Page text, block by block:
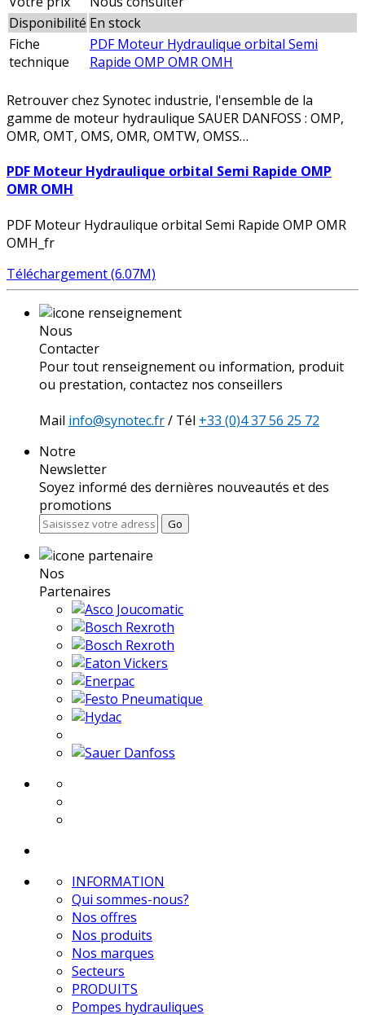
Disponibilité En stock
Fiche
technique
PDF Moteur Hydraulique orbital Semi
Rapide OMP OMR OMH
Retrouver chez Synotec industrie, l'ensemble de la
gamme de moteur hydraulique SAUER DANFOSS : OMP,
OMR, OMT, OMS, OMR, OMTW, OMSS…
PDF Moteur Hydraulique orbital Semi Rapide OMP
OMR OMH
PDF Moteur Hydraulique orbital Semi Rapide OMP OMR
OMH_fr
Téléchargement (6.07M)
Nous
Contacter
Pour tout renseignement ou information, produit
ou prestation, contactez nos conseillers
Mail info@synotec.fr/ Tél +33 (0)4 37 56 25 72
Notre
Newsletter
Soyez informé des dernières nouveautés et des
promotions
Go
Nos
Partenaires
INFORMATION
Qui sommes-nous?
Nos offres
Nos produits
Nos marques
Secteurs
PRODUITS
Pompes hydrauliques